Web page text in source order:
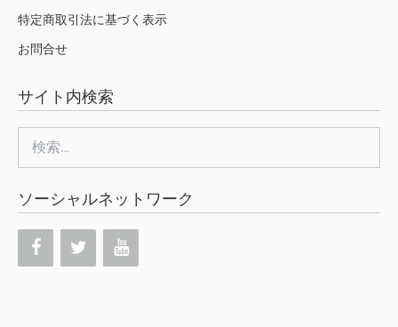
特定商取引法に基づく表示
お問合せ
サイト内検索
索:
ソーシャルネットワーク